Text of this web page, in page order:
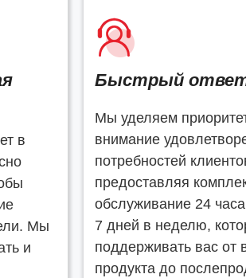
в
Мы
и
Быстрый
Мы уделяем
внимание
потребностей
предоставляя
обслуживание 24 часа
7 дней в неделю,
поддерживать вас от
продукта до